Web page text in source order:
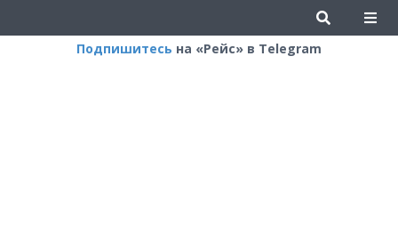
Подпишитесь на «Рейс» в Telegram